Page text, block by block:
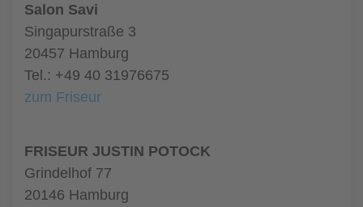
Salon Savi
Singapurstraße 3
20457 Hamburg
Tel.: +49 40 31976675
zum Friseur
FRISEUR JUSTIN POTOCK
Grindelhof 77
20146 Hamburg